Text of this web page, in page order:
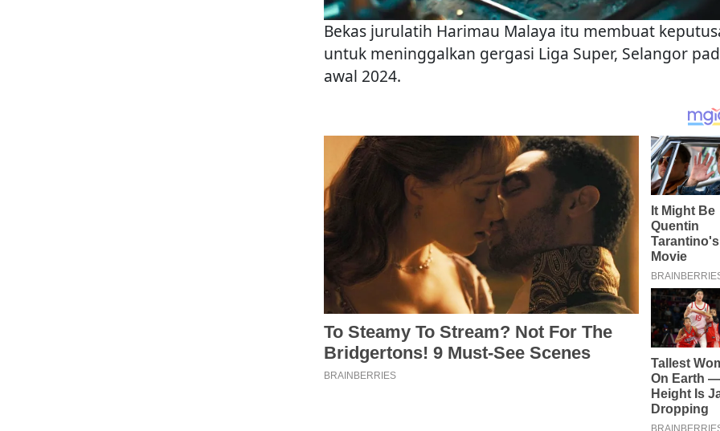
Bekas jurulatih Harimau Malaya itu membuat
untuk meninggalkan gergasi Liga Super, Selangor
awal 2024.